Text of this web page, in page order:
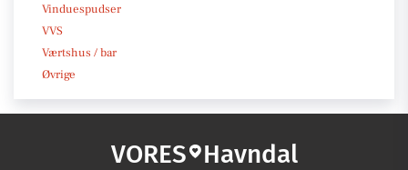
Vinduespudser
VVS
Værtshus / bar
Øvrige
VORES Havndal